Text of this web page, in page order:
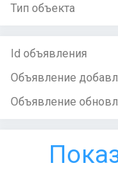
Тип объекта
Id объявления
Объявление
Объявление